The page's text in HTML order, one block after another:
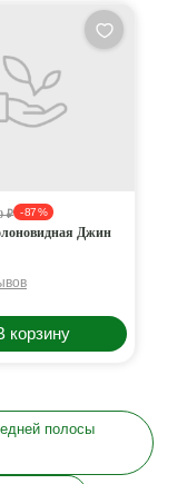
₽ - 87 %
Джин
корзину
полосы